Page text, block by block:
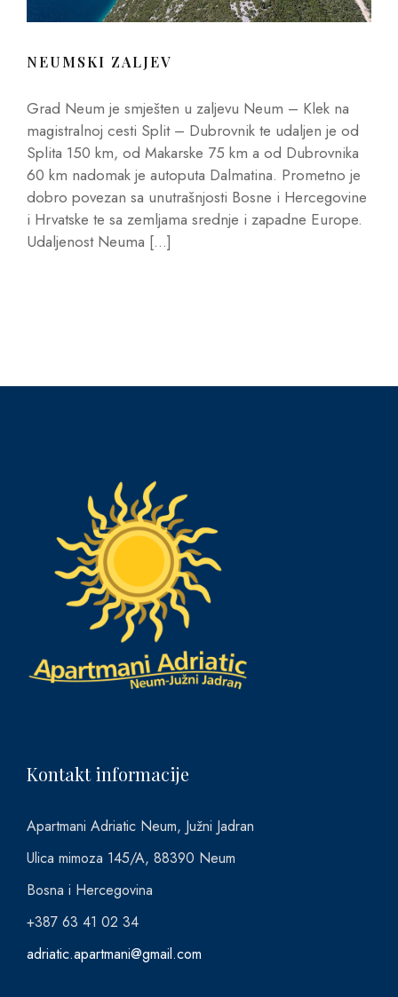
NEUMSKI ZALJEV
Grad Neum je smješten u zaljevu Neum – Klek na
magistralnoj cesti Split – Dubrovnik te udaljen je od
Splita 150 km, od Makarske 75 km a od Dubrovnika
60 km nadomak je autoputa Dalmatina. Prometno je
dobro povezan sa unutrašnjosti Bosne i Hercegovine
i Hrvatske te sa zemljama srednje i zapadne Europe.
Udaljenost Neuma […]
Kontakt informacije
Apartmani Adriatic Neum, Južni Jadran
Ulica mimoza 145/A, 88390 Neum
Bosna i Hercegovina
+387 63 41 02 34
adriatic.apartmani@gmail.com